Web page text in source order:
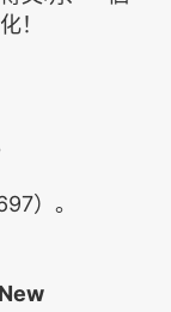
！
）。